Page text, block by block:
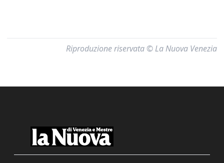
Riproduzione riservata © La Nuova Venezia